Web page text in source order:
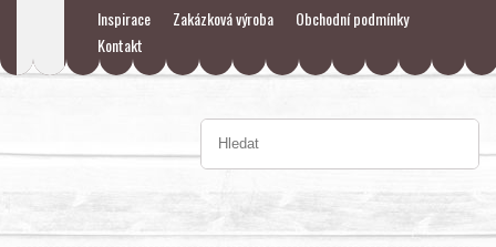
Inspirace Zakázková výroba
Obchodní podmínky
Kontakt